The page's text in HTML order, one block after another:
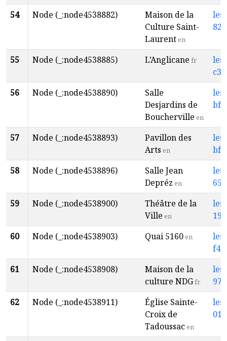
54 Node (_:node4538882)
Maison de la
Culture Saint-
Laurenten
55 Node (_:node4538885) L’Anglicane fr
56
Node (_:node4538890)
Salle
Desjardins de
Boucherville en
57 Node (_:node4538893)
Pavillon des
Arts en
58
Node (_:node4538896)
Salle Jean
Depréz en
59
Node (_:node4538900)
Théâtre de la
Ville en
60
Node (_:node4538903) Quai 5160en
61
Node (_:node4538908)
Maison de la
culture NDGfr
62
Node (_:node4538911)
Église Sainte-
Croix de
Tadoussacen